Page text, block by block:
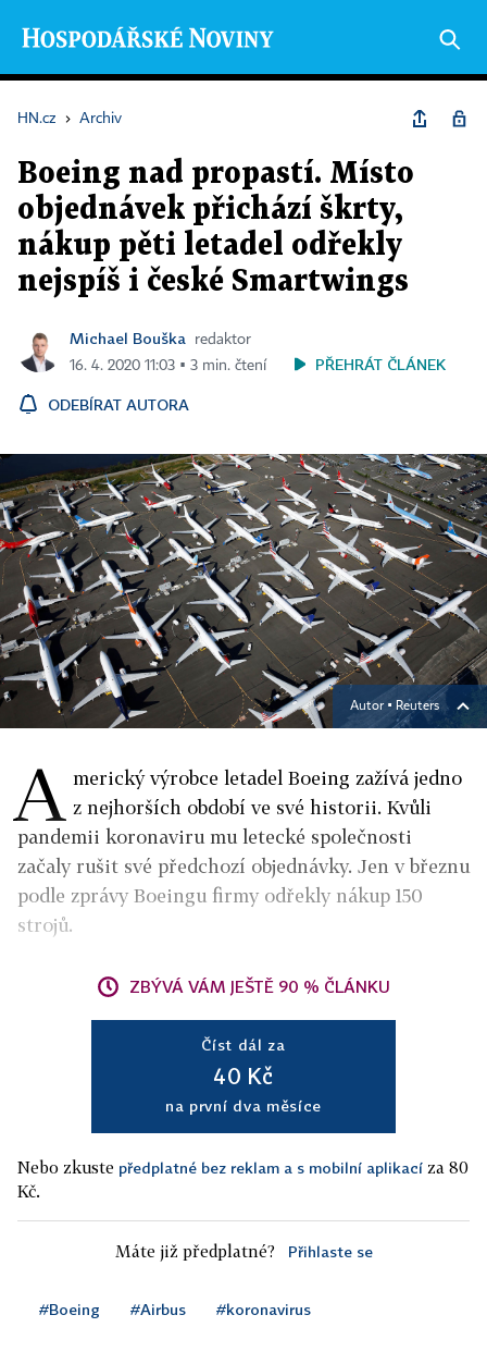
HN.cz › Archiv
Boeing nad propastí. Místo
objednávek přichází škrty,
nákup pěti letadel odřekly
nejspíš i české Smartwings
Michael Bouška
redaktor
16. 4. 2020 11:03 ▪ 3 min. čtení
PŘEHRÁT ČLÁNEK
ODEBÍRAT AUTORA
Autor ▪ Reuters
A merický výrobce letadel Boeing zažívá jedno
z nejhorších období ve své historii. Kvůli
pandemii koronaviru mu letecké společnosti
začaly rušit své předchozí objednávky. Jen v březnu
podle zprávy Boeingu firmy odřekly nákup 150
strojů.
ZBÝVÁ VÁM JEŠTĚ 90 % ČLÁNKU
Číst dál za
40 Kč
na první dva měsíce
Nebo zkuste předplatné bez reklam a s mobilní aplikací za 80
Kč.
Máte již předplatné? Přihlaste se
#Boeing #Airbus #koronavirus